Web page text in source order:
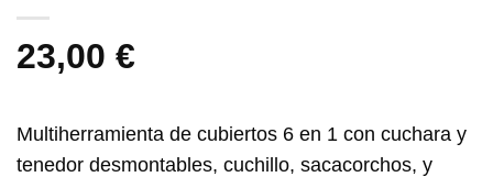
23,00 €
Multiherramienta de cubiertos 6 en 1 con cuchara y
tenedor desmontables, cuchillo, sacacorchos, y